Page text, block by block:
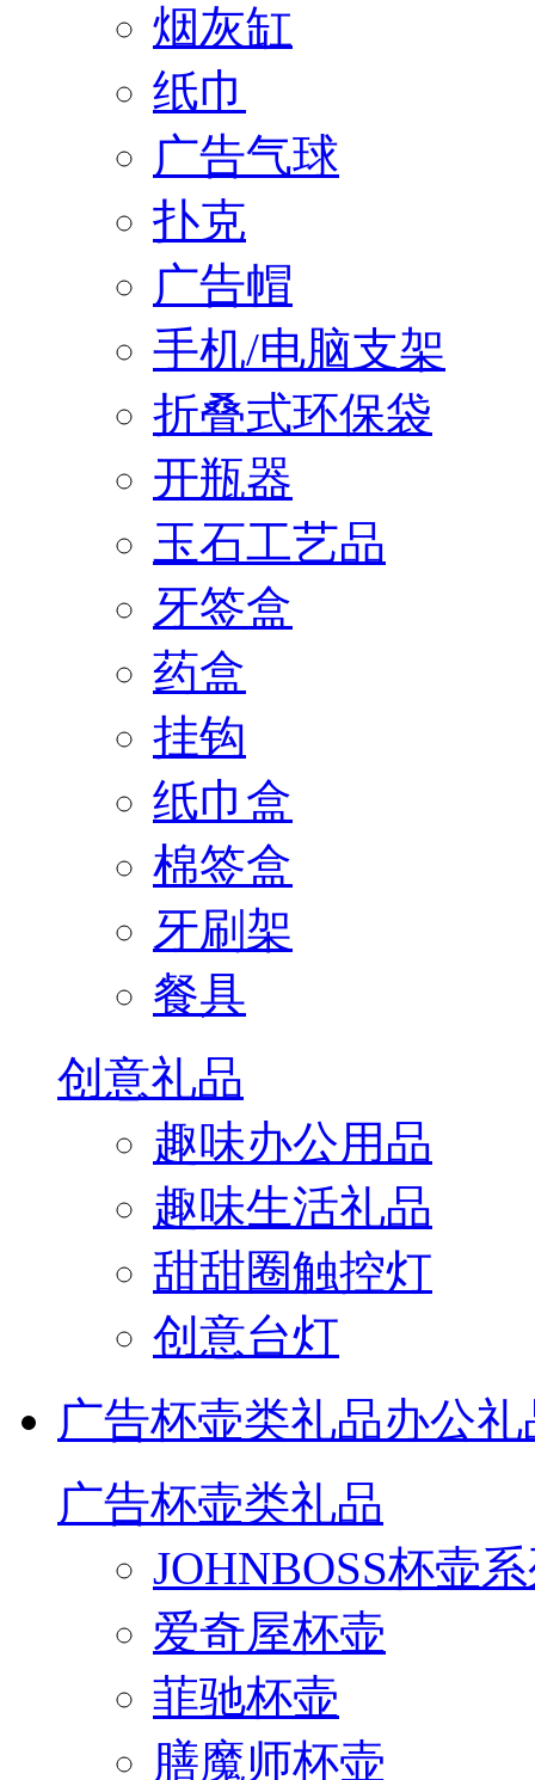
烟灰缸
纸巾
广告气球
扑克
广告帽
手机/电脑支架
折叠式环保袋
开瓶器
玉石工艺品
牙签盒
药盒
挂钩
纸巾盒
棉签盒
牙刷架
餐具
创意礼品
趣味办公用品
趣味生活礼品
甜甜圈触控灯
创意台灯
广告杯壶类礼品办公礼
广告杯壶类礼品
JOHNBOSS杯壶
爱奇屋杯壶
菲驰杯壶
膳魔师杯壶